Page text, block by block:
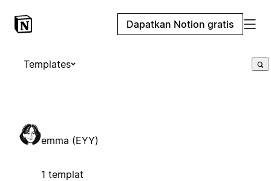
Dapatkan Notion gratis
Templates
emma (EYY)
1 templat